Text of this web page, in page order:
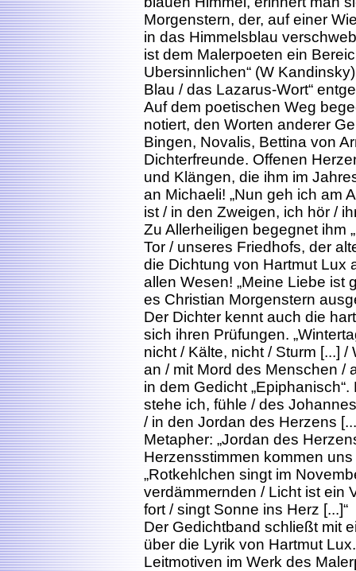
Morgenstern, der, auf einer
in das Himmelsblau
ist dem Malerpoeten ein
Ubersinnlichen“ (W
Blau / das Lazarus-Wort“
Auf dem poetischen Weg
notiert, den Worten anderer
Bingen, Novalis, Bettina von
Dichterfreunde. Offenen
und Klängen, die ihm im
an Michaeli! „Nun geh ich am
ist / in den Zweigen, ich hör /
Zu Allerheiligen begegnet ihm
Tor / unseres Friedhofs, der
die Dichtung von Hartmut Lux
allen Wesen! „Meine Liebe ist
es Christian Morgenstern
Der Dichter kennt auch die
sich ihren Prüfungen.
nicht / Kälte, nicht / Sturm [...]
an / mit Mord des Menschen /
in dem Gedicht
stehe ich, fühle / des
/ in den Jordan des Herzens
Metapher: „Jordan des
Herzensstimmen kommen
„Rotkehlchen singt im
verdämmernden / Licht ist ein
fort / singt Sonne ins Herz [...]“
Der Gedichtband schließt mit
über die Lyrik von Hartmut
Leitmotiven im Werk des